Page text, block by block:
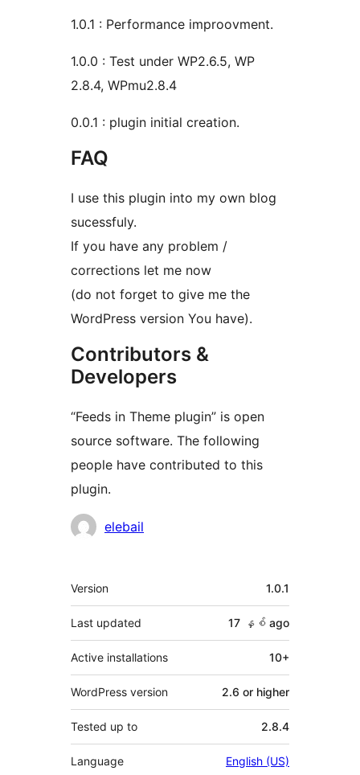
1.0.1 : Performance improovment.
1.0.0 : Test under WP2.6.5, WP
2.8.4, WPmu2.8.4
0.0.1 : plugin initial creation.
FAQ
I use this plugin into my own blog
sucessfuly.
If you have any problem /
corrections let me now
(do not forget to give me the
WordPress version You have).
Contributors &
Developers
“Feeds in Theme plugin” is open
source software. The following
people have contributed to this
plugin.
Contributors
elebail
Meta
Version 1.0.1
Last updated 17 နှစ် ago
Active installations 10+
WordPress version 2.6 or higher
Tested up to 2.8.4
Language English (US)